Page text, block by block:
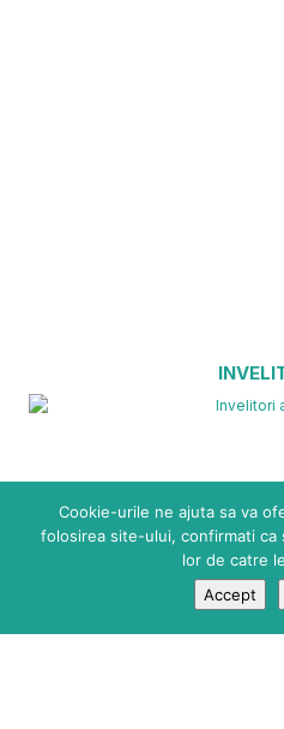
Cookie-urile ne ajuta sa va
folosirea site-ului, confirmati
lor de catre
Accept